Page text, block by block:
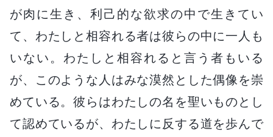
が肉に生き、利己的な欲求の中で生きてい
て、わたしと相容れる者は彼らの中に一人も
いない。わたしと相容れると言う者もいる
が、このような人はみな漠然とした偶像を崇
めている。彼らはわたしの名を聖いものとし
て認めているが、わたしに反する道を歩んで